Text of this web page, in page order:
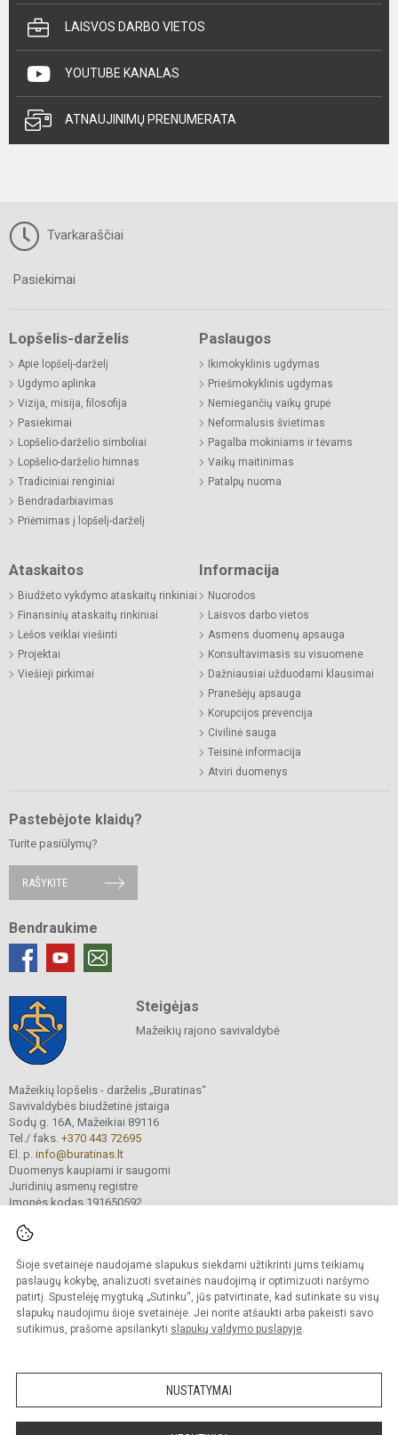
Šioje svetainėje naudojame slapukus siekdami užtikrinti jums teikiamų
paslaugų kokybę, analizuoti svetainės naudojimą ir optimizuoti naršymo
patirtį. Spustelėję mygtuką „Sutinku“, jūs patvirtinate, kad sutinkate su visų
slapukų naudojimu šioje svetainėje. Jei norite atšaukti arba pakeisti savo
sutikimus, prašome apsilankyti slapukų valdymo puslapyje.
NUSTATYMAI
LAISVOS DARBO VIETOS
YOUTUBE KANALAS
ATNAUJINIMŲ PRENUMERATA
Tvarkaraščiai
Pasiekimai
Lopšelis-darželis
Apie lopšelį-darželį
Ugdymo aplinka
Vizija, misija, filosofija
Pasiekimai
Lopšelio-darželio simboliai
Lopšelio-darželio himnas
Tradiciniai renginiai
Bendradarbiavimas
Priėmimas į lopšelį-darželį
Paslaugos
Ikimokyklinis ugdymas
Priešmokyklinis ugdymas
Nemiegančių vaikų grupė
Neformalusis švietimas
Pagalba mokiniams ir tėvams
Vaikų maitinimas
Patalpų nuoma
Ataskaitos
Biudžeto vykdymo ataskaitų rinkiniai
Finansinių ataskaitų rinkiniai
Lėšos veiklai viešinti
Projektai
Viešieji pirkimai
Informacija
Nuorodos
Laisvos darbo vietos
Asmens duomenų apsauga
Konsultavimasis su visuomene
Dažniausiai užduodami klausimai
Pranešėjų apsauga
Korupcijos prevencija
Civilinė sauga
Teisinė informacija
Atviri duomenys
Pastebėjote klaidų?
Turite pasiūlymų?
RAŠYKITE
Bendraukime
Steigėjas
Mažeikių rajono savivaldybė
Mažeikių lopšelis - darželis „Buratinas“
Savivaldybės biudžetinė įstaiga
Sodų g. 16A, Mažeikiai 89116
Tel./ faks. +370 443 72695
El. p. info@buratinas.lt
Duomenys kaupiami ir saugomi
Juridinių asmenų registre
Įmonės kodas 191650592
© 2024. Mažeikių lopšelis - darželis „Buratinas“. Visos teisės saugomos.
Kopijuoti turinį be raštiško įstaigos administracijos sutikimo griežtai draudžiama.
Prieinamumo paraiška Slapukų valdymas
Sumanus būdas atnaujinti